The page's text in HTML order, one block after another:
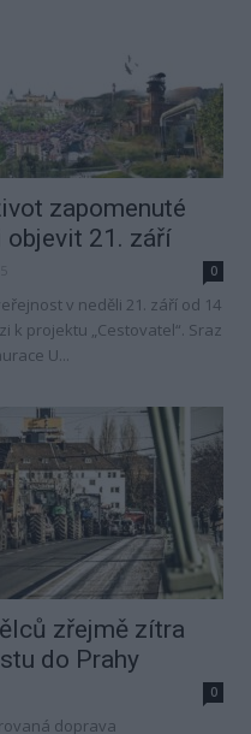
zapomenuté
21. září
0
v neděli 21. září od 14
k projektu „Cestovatel“. Sraz
U...
zřejmě zítra
do Prahy
0
doprava